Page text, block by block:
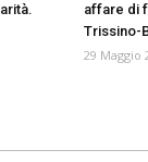
affare di
Trissino-
29 Maggio